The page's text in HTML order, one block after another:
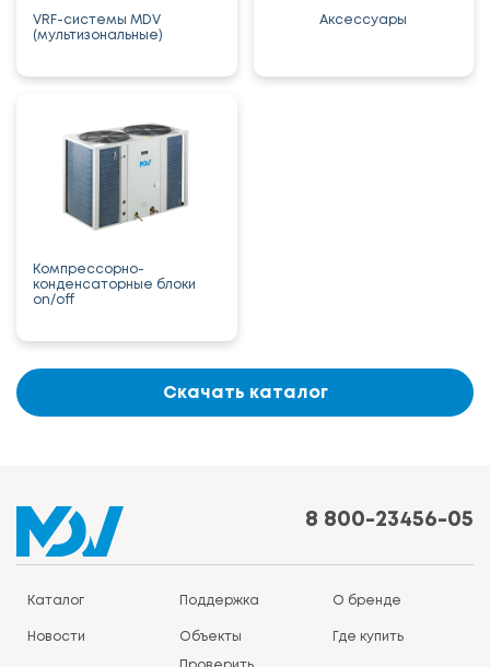
VRF-системы MDV
(мультизональные)
Аксессуары
Компрессорно-
конденсаторные блоки
on/off
Скачать каталог
8 800-23456-05
Каталог Поддержка О бренде
Новости Объекты Где купить